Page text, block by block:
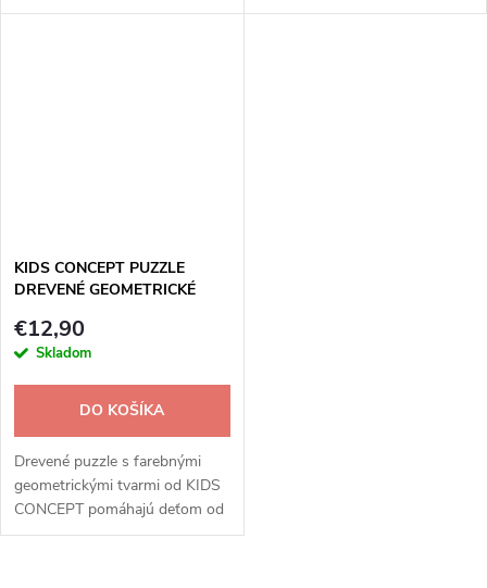
kociek, ktoré zdokonaľujú
kreativitu, jemnú motoriku a
KIDS CONCEPT PUZZLE
DREVENÉ GEOMETRICKÉ
€12,90
Skladom
DO KOŠÍKA
Drevené puzzle s farebnými
geometrickými tvarmi od KIDS
CONCEPT pomáhajú deťom od
18 mesiacov rozvíjať motoriku a